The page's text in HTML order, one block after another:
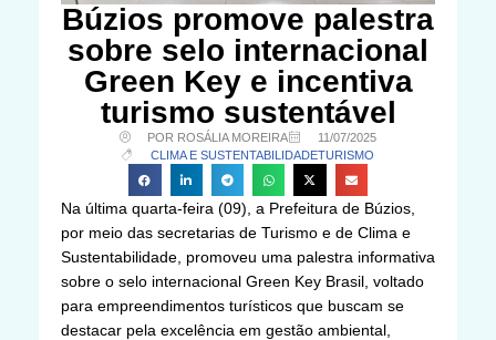
Búzios promove palestra
sobre selo internacional
Green Key e incentiva
turismo sustentável
POR ROSÁLIA MOREIRA
11/07/2025
CLIMA E SUSTENTABILIDADETURISMO
Na última quarta-feira (09), a Prefeitura de Búzios,
por meio das secretarias de Turismo e de Clima e
Sustentabilidade, promoveu uma palestra informativa
sobre o selo internacional Green Key Brasil, voltado
para empreendimentos turísticos que buscam se
destacar pela excelência em gestão ambiental,